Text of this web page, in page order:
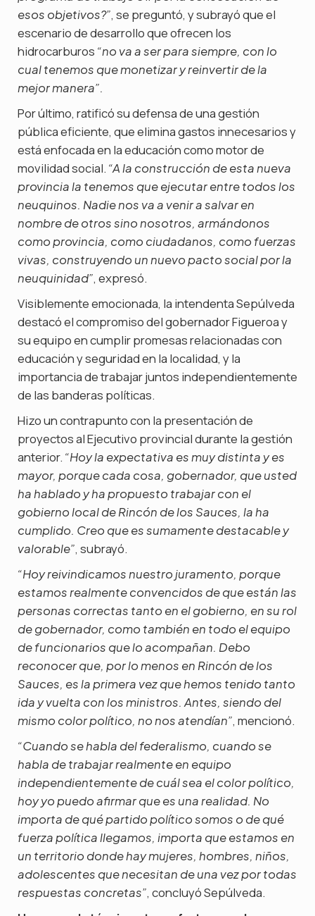
esos objetivos?”, se preguntó, y subrayó que el
escenario de desarrollo que ofrecen los
hidrocarburos “no va a ser para siempre, con lo
cual tenemos que monetizar y reinvertir de la
mejor manera”.
Por último, ratificó su defensa de una gestión
pública eficiente, que elimina gastos innecesarios y
está enfocada en la educación como motor de
movilidad social. “A la construcción de esta nueva
provincia la tenemos que ejecutar entre todos los
neuquinos. Nadie nos va a venir a salvar en
nombre de otros sino nosotros, armándonos
como provincia, como ciudadanos, como fuerzas
vivas, construyendo un nuevo pacto social por la
neuquinidad”, expresó.
Visiblemente emocionada, la intendenta Sepúlveda
destacó el compromiso del gobernador Figueroa y
su equipo en cumplir promesas relacionadas con
educación y seguridad en la localidad, y la
importancia de trabajar juntos independientemente
de las banderas políticas.
Hizo un contrapunto con la presentación de
proyectos al Ejecutivo provincial durante la gestión
anterior. “Hoy la expectativa es muy distinta y es
mayor, porque cada cosa, gobernador, que usted
ha hablado y ha propuesto trabajar con el
gobierno local de Rincón de los Sauces, la ha
cumplido. Creo que es sumamente destacable y
valorable”, subrayó.
“Hoy reivindicamos nuestro juramento, porque
estamos realmente convencidos de que están las
personas correctas tanto en el gobierno, en su rol
de gobernador, como también en todo el equipo
de funcionarios que lo acompañan. Debo
reconocer que, por lo menos en Rincón de los
Sauces, es la primera vez que hemos tenido tanto
ida y vuelta con los ministros. Antes, siendo del
mismo color político, no nos atendían”, mencionó.
“Cuando se habla del federalismo, cuando se
habla de trabajar realmente en equipo
independientemente de cuál sea el color político,
hoy yo puedo afirmar que es una realidad. No
importa de qué partido político somos o de qué
fuerza política llegamos, importa que estamos en
un territorio donde hay mujeres, hombres, niños,
adolescentes que necesitan de una vez por todas
respuestas concretas”, concluyó Sepúlveda.